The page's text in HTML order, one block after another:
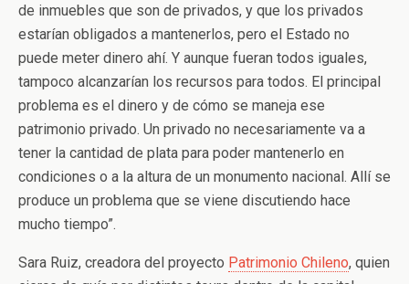
de inmuebles que son de privados, y que los privados
estarían obligados a mantenerlos, pero el Estado no
puede meter dinero ahí. Y aunque fueran todos iguales,
tampoco alcanzarían los recursos para todos. El principal
problema es el dinero y de cómo se maneja ese
patrimonio privado. Un privado no necesariamente va a
tener la cantidad de plata para poder mantenerlo en
condiciones o a la altura de un monumento nacional. Allí se
produce un problema que se viene discutiendo hace
mucho tiempo”.
Sara Ruiz, creadora del proyecto Patrimonio Chileno, quien